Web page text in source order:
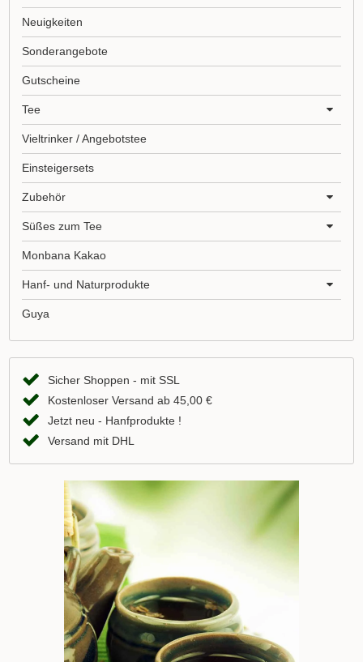
Neuigkeiten
Sonderangebote
Gutscheine
Tee
Vieltrinker / Angebotstee
Einsteigersets
Zubehör
Süßes zum Tee
Monbana Kakao
Hanf- und Naturprodukte
Guya
Sicher Shoppen - mit SSL
Kostenloser Versand ab 45,00 €
Jetzt neu - Hanfprodukte !
Versand mit DHL